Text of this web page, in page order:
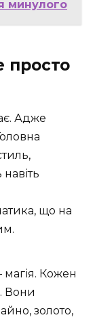
минулого
просто
Адже
що на
Кожен
Вони
золото,